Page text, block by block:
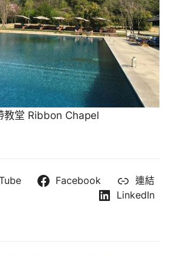
教堂 Ribbon Chapel
Facebook
連結
LinkedIn